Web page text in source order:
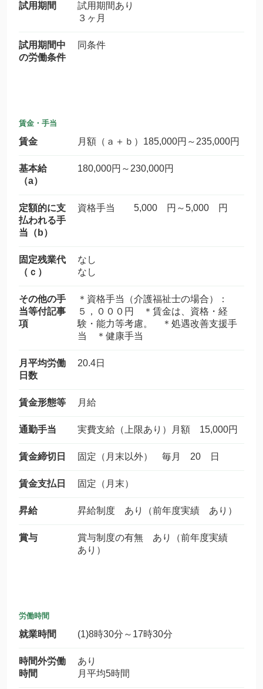
試用期間
試用期間あり
３ヶ月
試用期間中
の労働条件
同条件
賃金・手当
賃金 月額（ａ＋ｂ）185,000円～235,000円
基本給
（a）
180,000円～230,000円
定額的に支
払われる手
当（b）
資格手当 5,000 円～5,000 円
固定残業代
（ｃ）
なし
なし
その他の手
当等付記事
項
＊資格手当（介護福祉士の場合）：
５，０００円 ＊賃金は、資格・経
験・能力等考慮。 ＊処遇改善支援手
当 ＊健康手当
月平均労働
日数
20.4日
賃金形態等 月給
通勤手当 実費支給（上限あり）月額 15,000円
賃金締切日 固定（月末以外） 毎月 20 日
賃金支払日 固定（月末）
昇給 昇給制度 あり（前年度実績 あり）
賞与
賞与制度の有無 あり（前年度実績
あり）
労働時間
就業時間 (1)8時30分～17時30分
時間外労働
時間
あり
月平均5時間